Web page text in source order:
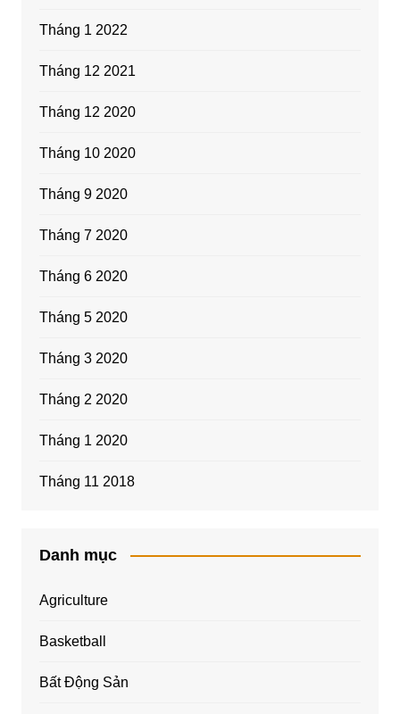
Tháng 1 2022
Tháng 12 2021
Tháng 12 2020
Tháng 10 2020
Tháng 9 2020
Tháng 7 2020
Tháng 6 2020
Tháng 5 2020
Tháng 3 2020
Tháng 2 2020
Tháng 1 2020
Tháng 11 2018
Danh mục
Agriculture
Basketball
Bất Động Sản